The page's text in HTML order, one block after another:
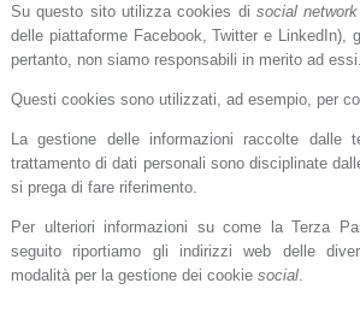
Su questo sito utilizza cookies disocial network
delle piattaforme Facebook, Twitter e LinkedIn),
pertanto, non siamo responsabili in merito ad essi.
Questi cookies sono utilizzati, ad esempio, per
La gestione delle informazioni raccolte
trattamento di dati personali sono disciplinate
si prega di fare riferimento.
Per ulteriori informazioni su come la Terza
seguito riportiamo gli indirizzi web delle
modalità per la gestione dei cookie social.